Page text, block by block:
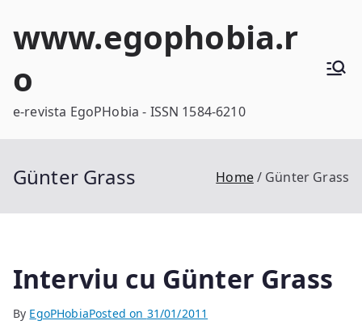
www.egophobia.r
o
e-revista EgoPHobia - ISSN 1584-6210
Günter Grass Home Günter Grass
Interviu cu Günter Grass
By EgoPHobiaPosted on 31/01/2011